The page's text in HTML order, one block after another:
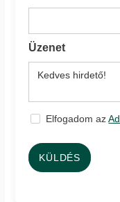
Üzenet
Elfogadom az
KÜLDÉS